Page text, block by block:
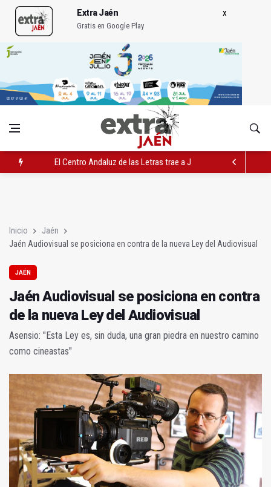
Extra Jaén
Gratis en Google Play
El Centro Andaluz de las Letras trae a Jaén al filósofo Omar
Inicio
Jaén
Jaén Audiovisual se posiciona en contra de la nueva Ley del Audiovisual
JAÉN
Jaén Audiovisual se posiciona en contra
de la nueva Ley del Audiovisual
Asensio: "Esta Ley es, sin duda, una gran piedra en nuestro camino
como cineastas"